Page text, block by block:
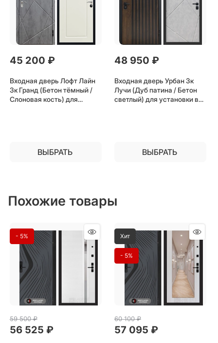
45 200 ₽
Входная дверь Лофт Лайн
3к Гранд (Бетон тёмный /
Слоновая кость) для
ВЫБРАТЬ
48 950 ₽
Входная дверь Урбан 3к
Лучи (Дуб патина / Бетон
светлый) для установки в
ВЫБРАТЬ
Похожие товары
- 5%
59 500 ₽
56 525 ₽
Хит
- 5%
60 100 ₽
57 095 ₽